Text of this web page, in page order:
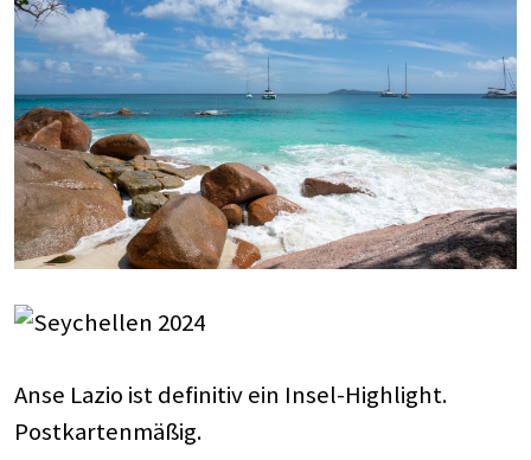
Anse Lazio ist definitiv ein Insel-Highlight.
Postkartenmäßig.